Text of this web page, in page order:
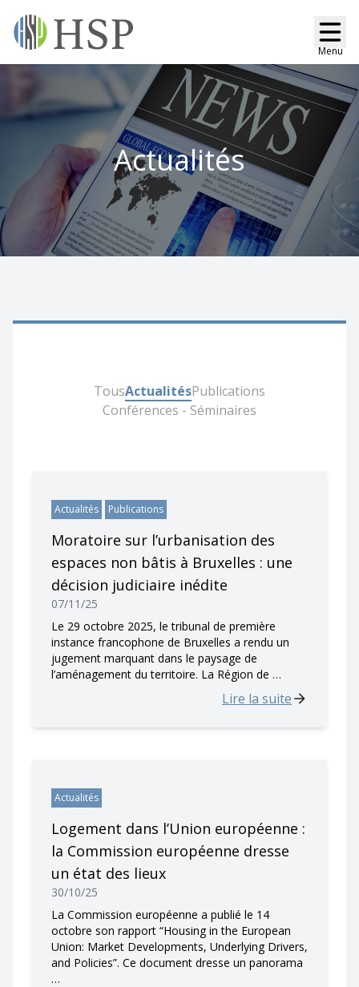
Menu
Actualités
TousActualitésPublications
Conférences - Séminaires
Actualités Publications
Moratoire sur l’urbanisation des
espaces non bâtis à Bruxelles : une
décision judiciaire inédite
07/11/25
Le 29 octobre 2025, le tribunal de première
instance francophone de Bruxelles a rendu un
jugement marquant dans le paysage de
l’aménagement du territoire. La Région de …
Lire la suite
Actualités
Logement dans l’Union européenne :
la Commission européenne dresse
un état des lieux
30/10/25
La Commission européenne a publié le 14
octobre son rapport “Housing in the European
Union: Market Developments, Underlying Drivers,
and Policies”. Ce document dresse un panorama
…